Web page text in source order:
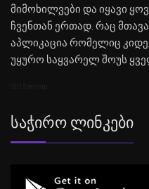
მიმოხილვები და იყავი
ჩვენთან ერთად. რაც
აპლიკაცია რომელიც
უყურო საყვარელ შოუს
Საჭირო Ლინკები